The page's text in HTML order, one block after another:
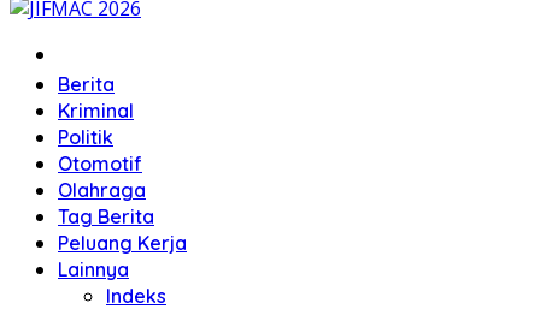
Berita
Kriminal
Politik
Otomotif
Olahraga
Tag Berita
Peluang Kerja
Lainnya
Indeks